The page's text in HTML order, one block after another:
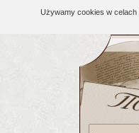
Używamy cookies w celach